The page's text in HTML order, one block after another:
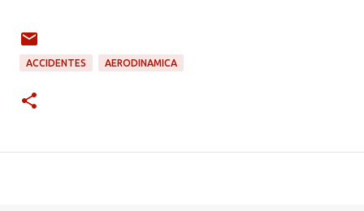
ACCIDENTES AERODINAMICA